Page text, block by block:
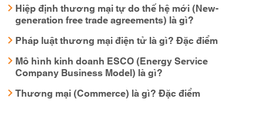
Hiệp định thương mại tự do thế hệ mới (New-
generation free trade agreements) là gì?
Pháp luật thương mại điện tử là gì? Đặc điểm
Mô hình kinh doanh ESCO (Energy Service
Company Business Model) là gì?
Thương mại (Commerce) là gì? Đặc điểm